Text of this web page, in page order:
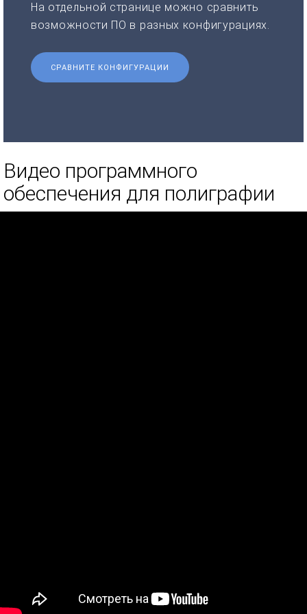
На отдельной странице можно сравнить
возможности ПО в разных конфигурациях.
СРАВНИТЕ КОНФИГУРАЦИИ
Видео программного
обеспечения для полиграфии